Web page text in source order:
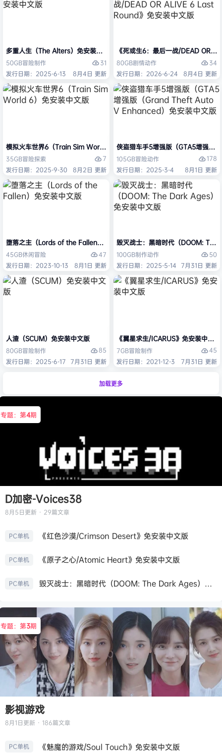
多重人生（The Alters）免安装中文版
50GB冒险制作
31
发行日期：2025-6-13
8月4日 更新
《死或生6：最后一战/DEAD OR
80GB剧情动作
34
发行日期：2026-6-24
8月4日 更新
模拟火车世界6（Train Sim World 6）免安装中文版
35GB冒险探索
7
发行日期：2025-9-30
8月2日 更新
侠盗猎车手5增强版（GTA5增强版
105GB冒险动作
178
发行日期：2025-3-4
8月1日 更新
堕落之主（Lords of the Fallen）免安装中文版
45GB休闲冒险
47
发行日期：2023-10-13
8月1日 更新
毁灭战士：黑暗时代（DOOM: The
100GB制作动作
50
发行日期：2025-5-14 7月31日 更新
人渣（SCUM）免安装中文版
80GB冒险制作
85
发行日期：2025-6-17 7月31日 更新
《翼星求生/ICARUS》免安装中文版
7GB冒险制作
45
发行日期：2021-12-3
7月31日 更新
加载更多
专题：第4期
D加密-Voices38
8月5日更新 · 29篇文章
PC单机 《红色沙漠/Crimson Desert》免安装中文版
PC单机 《原子之心/Atomic Heart》免安装中文版
PC单机 毁灭战士：黑暗时代（DOOM: The Dark Ages）免安装中文版
专题：第3期
影视游戏
8月1日更新 · 186篇文章
PC单机 《魅魔的游戏/Soul Touch》免安装中文版